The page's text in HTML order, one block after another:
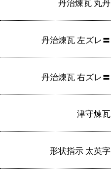
丹治煉瓦 丸丹
丹治煉瓦 左ズレ〓
丹治煉瓦 右ズレ〓
津守煉瓦
形状指示 太英字